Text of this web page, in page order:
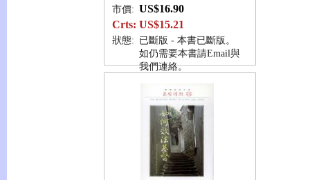
市價: US$16.90
Crts: US$15.21
狀態: 已斷版 - 本書已斷版。
如仍需要本書請Email與
我們連絡。